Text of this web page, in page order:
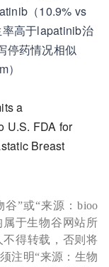
（10.9% vs
高于lapatinib治
停药情况相似
a
U.S. FDA for
Breast
”或“来源：bioo
于生物谷网站所
得转载，否则将
注明“来源：生物